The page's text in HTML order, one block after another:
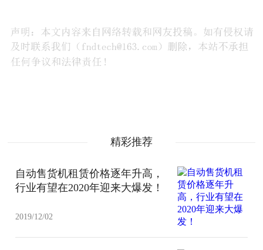
精彩推荐
自动售货机租赁价格逐年升高，
行业有望在2020年迎来大爆发！
2019/12/02